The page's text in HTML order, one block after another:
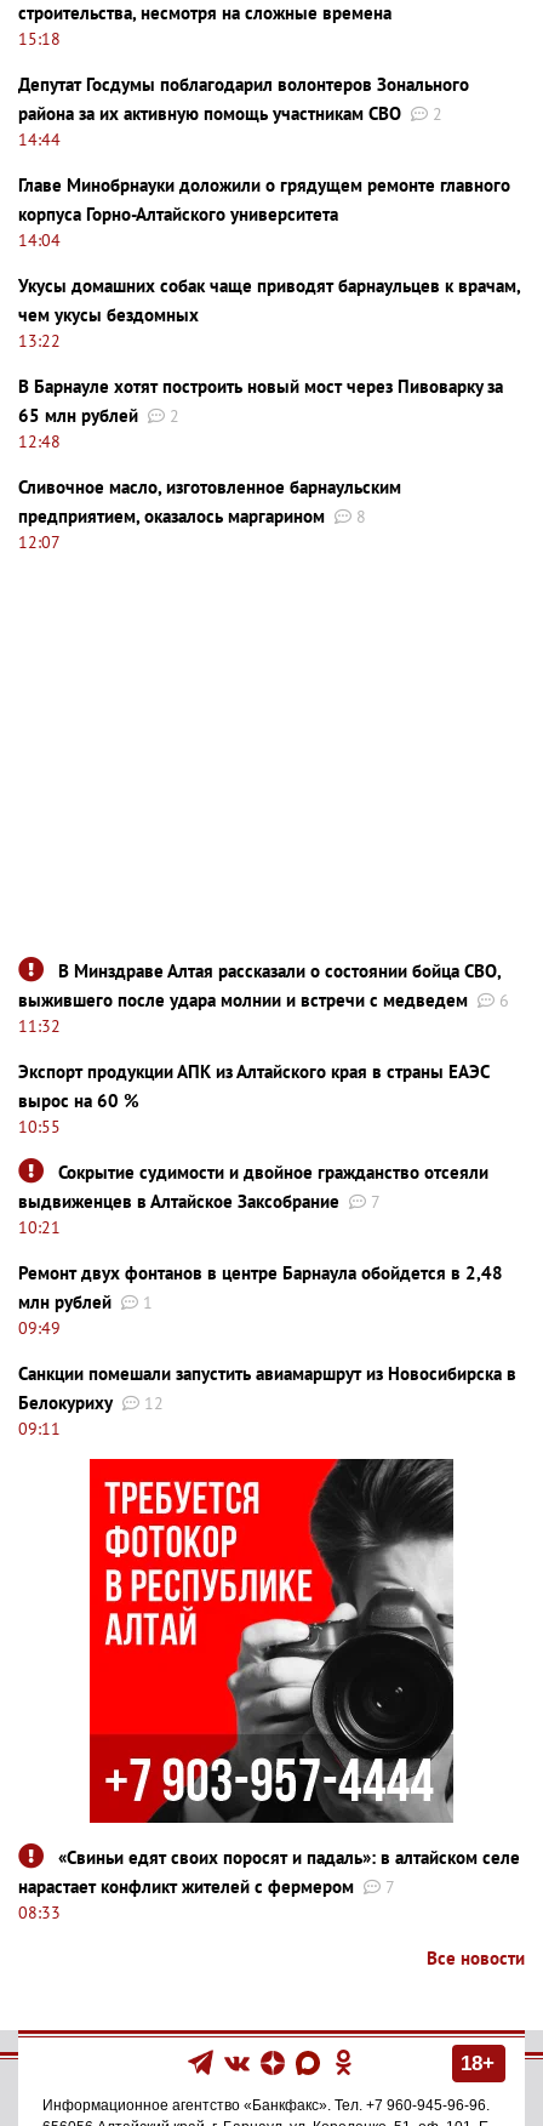
строительства, несмотря на сложные времена
15:18
Депутат Госдумы поблагодарил волонтеров Зонального
района за их активную помощь участникам СВО
2
14:44
Главе Минобрнауки доложили о грядущем ремонте главного
корпуса Горно-Алтайского университета
14:04
Укусы домашних собак чаще приводят барнаульцев к врачам,
чем укусы бездомных
13:22
В Барнауле хотят построить новый мост через Пивоварку за
65 млн рублей
2
12:48
Сливочное масло, изготовленное барнаульским
предприятием, оказалось маргарином
8
12:07
В Минздраве Алтая рассказали о состоянии бойца СВО,
выжившего после удара молнии и встречи с медведем
6
11:32
Экспорт продукции АПК из Алтайского края в страны ЕАЭС
вырос на 60 %
10:55
Сокрытие судимости и двойное гражданство отсеяли
выдвиженцев в Алтайское Заксобрание
7
10:21
Ремонт двух фонтанов в центре Барнаула обойдется в 2,48
млн рублей
1
09:49
Санкции помешали запустить авиамаршрут из Новосибирска в
Белокуриху
12
09:11
«Свиньи едят своих поросят и падаль»: в алтайском селе
нарастает конфликт жителей с фермером
7
08:33
Все новости
18+
Информационное агентство «Банкфакс». Тел. +7 960-945-96-96.